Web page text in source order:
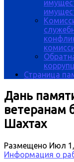
Страница
Дань
ветеранам
Шахтах
Размещено Июл
Информация о